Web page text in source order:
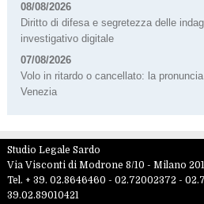
08/08/2026
Diritto di difesa e segretezza delle
investigativo digitale
07/08/2026
Volo in ritardo o cancellato: la
Venezia
Studio Legale Sardo
Via Visconti di Modrone 8/10 - Milano
Tel. + 39. 02.8646460 - 02.72002372 -
39.02.89010421